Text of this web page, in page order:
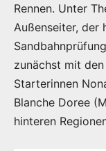
Rennen. Unter
Außenseiter, der
zunächst mit
Starterinnen
Blanche Doree
hinteren